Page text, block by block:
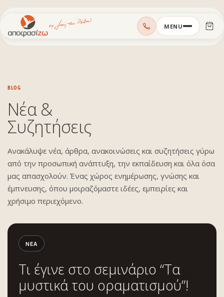
Μεταπηδήστε
στο
MENU
BLOG
Νέα &
Συζητήσεις
Ανακάλυψε νέα, άρθρα, ανακοινώσεις και συζητήσεις γύρω
από την προσωπική ανάπτυξη, την εκπαίδευση και όλα όσα
μας απασχολούν. Ένας χώρος ενημέρωσης, γνώσης και
έμπνευσης, όπου μοιραζόμαστε ιδέες, εμπειρίες και
χρήσιμο περιεχόμενο.
ΝΈΑ
Τι έγινε στο σεμινάριο “Τα
μυστικά του οραματισμού”!